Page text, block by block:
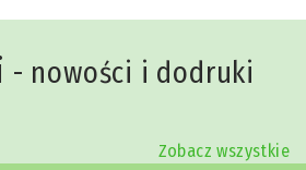
- nowości i dodruki
Zobacz wszystkie